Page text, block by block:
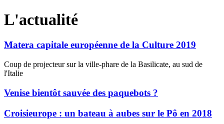
L'actualité
Matera capitale européenne de la Culture 2019
Coup de projecteur sur la ville-phare de la Basilicate, au sud de
l'Italie
Venise bientôt sauvée des paquebots ?
Croisieurope : un bateau à aubes sur le Pô en 2018